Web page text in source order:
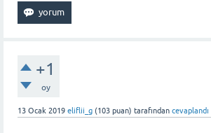
+1
oy
13 Ocak 2019 eliflii_g (103 puan) tarafından cevaplandı